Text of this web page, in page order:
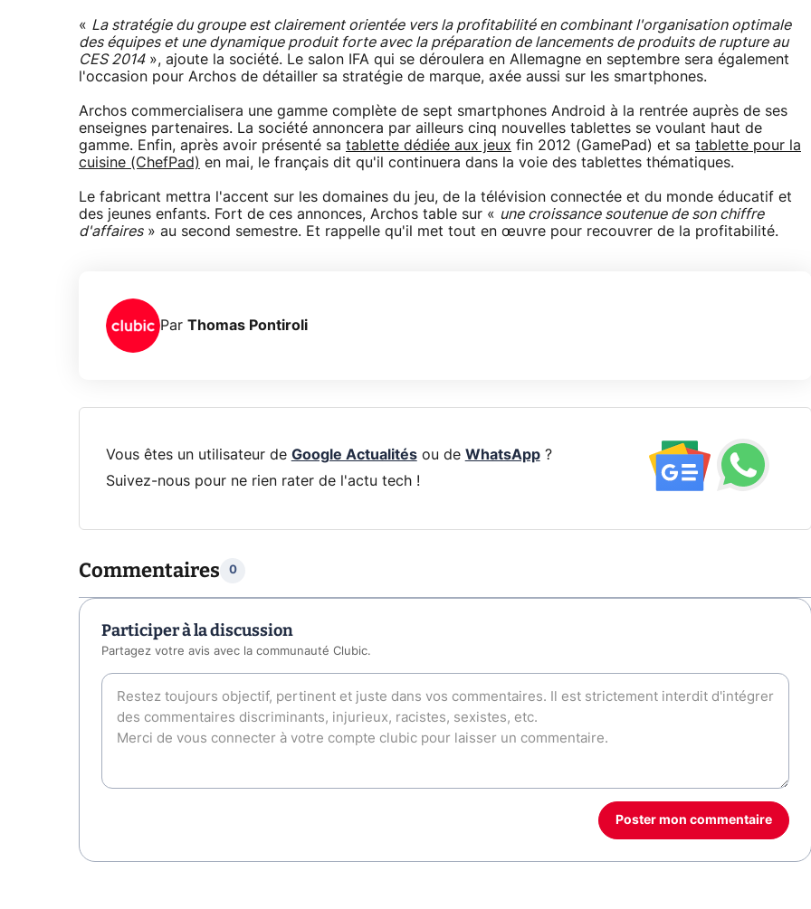
« La stratégie du groupe est clairement orientée vers la profitabilité en combinant l'organisation optimale
des équipes et une dynamique produit forte avec la préparation de lancements de produits de rupture au
CES 2014», ajoute la société. Le salon IFA qui se déroulera en Allemagne en septembre sera également
l'occasion pour Archos de détailler sa stratégie de marque, axée aussi sur les smartphones.
Archos commercialisera une gamme complète de sept smartphones Android à la rentrée auprès de ses
enseignes partenaires. La société annoncera par ailleurs cinq nouvelles tablettes se voulant haut de
gamme. Enfin, après avoir présenté sa tablette dédiée aux jeux fin 2012 (GamePad) et sa tablette pour la
cuisine (ChefPad) en mai, le français dit qu'il continuera dans la voie des tablettes thématiques.
Le fabricant mettra l'accent sur les domaines du jeu, de la télévision connectée et du monde éducatif et
des jeunes enfants. Fort de ces annonces, Archos table sur « une croissance soutenue de son chiffre
d'affaires» au second semestre. Et rappelle qu'il met tout en œuvre pour recouvrer de la profitabilité.
Par Thomas Pontiroli
Vous êtes un utilisateur de Google Actualitésou de WhatsApp?
Suivez-nous pour ne rien rater de l'actu tech !
Commentaires 0
Participer à la discussion
Partagez votre avis avec la communauté Clubic.
Poster mon commentaire